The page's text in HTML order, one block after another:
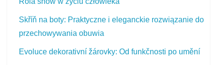
Skříň na boty: Praktyczne i eleganckie rozwiązanie do
przechowywania obuwia
Evoluce dekorativní žárovky: Od funkčnosti po umění